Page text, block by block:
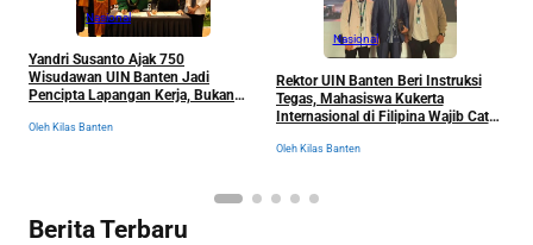
Nasional
Yandri Susanto Ajak 750
Wisudawan UIN Banten Jadi
Pencipta Lapangan Kerja, Bukan
Oleh Kilas Banten
Nasional
Rektor UIN Banten Beri Instruksi
Tegas, Mahasiswa Kukerta
Internasional di Filipina Wajib Catat
Oleh Kilas Banten
Berita Terbaru